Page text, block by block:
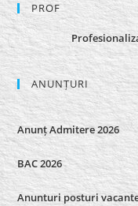
PROF
ANUNȚURI
Anunț Admitere 2026
BAC 2026
Anunturi posturi